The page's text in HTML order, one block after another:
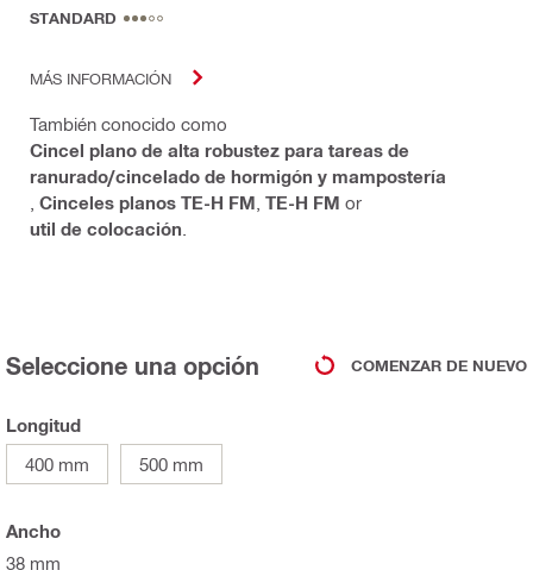
STANDARD
MÁS INFORMACIÓN
También conocido como
Cincel plano de alta robustez para tareas de
ranurado/cincelado de hormigón y mampostería
Cinceles planos TE-H FM TE-H FM or
util de colocación
Seleccione una opción COMENZAR DE NUEVO
Longitud
400 mm
500 mm
Ancho
38 mm